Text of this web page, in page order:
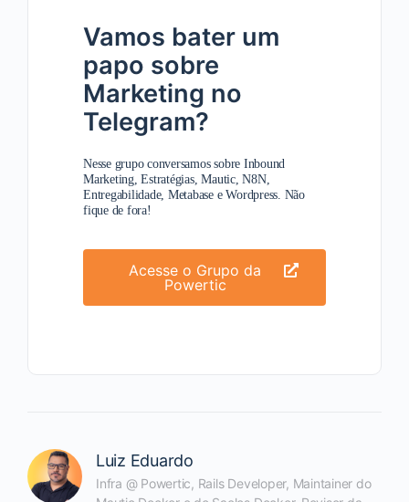
Vamos bater um
papo sobre
Marketing no
Telegram?
Nesse grupo conversamos sobre Inbound
Marketing, Estratégias, Mautic, N8N,
Entregabilidade, Metabase e Wordpress. Não
fique de fora!
Acesse o Grupo da
Powertic
Luiz Eduardo
Infra @ Powertic, Rails Developer, Maintainer do